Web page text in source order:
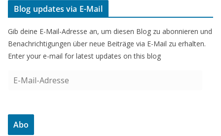
Blog updates via E-Mail
Gib deine E-Mail-Adresse an, um diesen Blog zu abonnieren und
Benachrichtigungen über neue Beiträge via E-Mail zu erhalten.
Enter your e-mail for latest updates on this blog
a
Abo